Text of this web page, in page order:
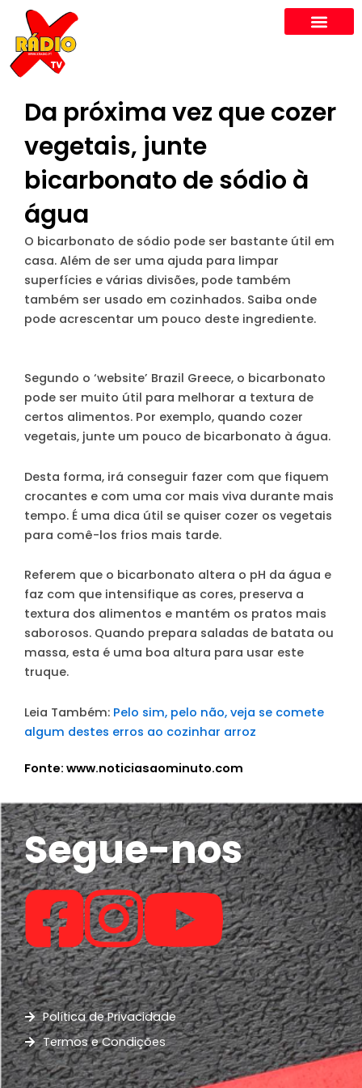
content
Da próxima vez que cozer
vegetais, junte
bicarbonato de sódio à
água
O bicarbonato de sódio pode ser bastante útil em
casa. Além de ser uma ajuda para limpar
superfícies e várias divisões, pode também
também ser usado em cozinhados. Saiba onde
pode acrescentar um pouco deste ingrediente.
Segundo o ‘website’ Brazil Greece, o bicarbonato
pode ser muito útil para melhorar a textura de
certos alimentos. Por exemplo, quando cozer
vegetais, junte um pouco de bicarbonato à água.
Desta forma, irá conseguir fazer com que fiquem
crocantes e com uma cor mais viva durante mais
tempo. É uma dica útil se quiser cozer os vegetais
para comê-los frios mais tarde.
Referem que o bicarbonato altera o pH da água e
faz com que intensifique as cores, preserva a
textura dos alimentos e mantém os pratos mais
saborosos. Quando prepara saladas de batata ou
massa, esta é uma boa altura para usar este
truque.
Leia Também: Pelo sim, pelo não, veja se comete
algum destes erros ao cozinhar arroz
Fonte: www.noticiasaominuto.com
Segue-nos
Política de Privacidade
Termos e Condições